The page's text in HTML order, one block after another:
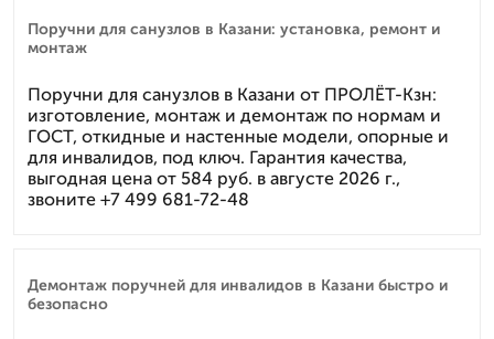
Поручни для санузлов в Казани: установка, ремонт и
монтаж
Поручни для санузлов в Казани от ПРОЛЁТ-Кзн:
изготовление, монтаж и демонтаж по нормам и
ГОСТ, откидные и настенные модели, опорные и
для инвалидов, под ключ. Гарантия качества,
выгодная цена от 584 руб. в августе 2026 г.,
звоните +7 499 681-72-48
Демонтаж поручней для инвалидов в Казани быстро и
безопасно